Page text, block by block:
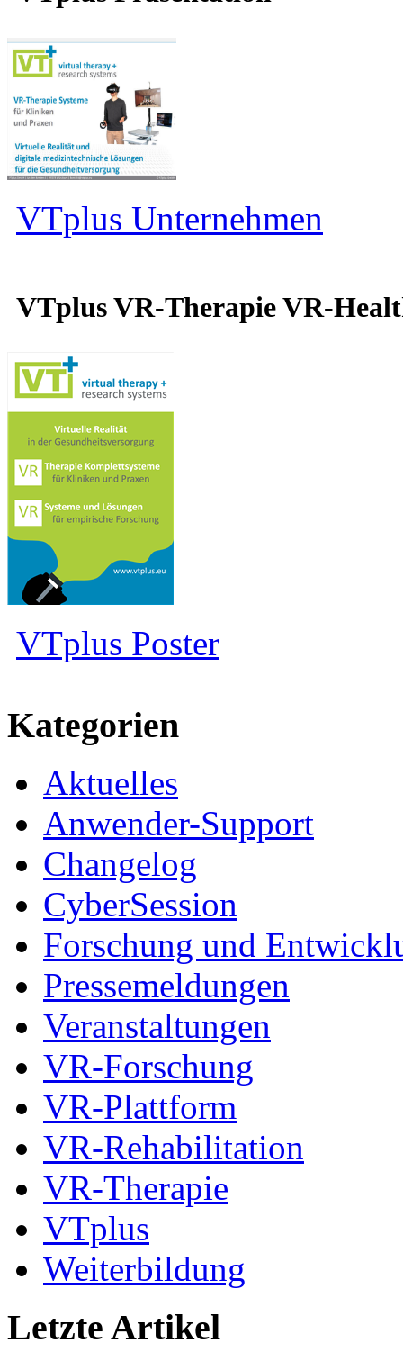
VTplus Unternehmen
VTplus VR-Therapie VR-
VTplus Poster
Kategorien
Aktuelles
Anwender-Support
Changelog
CyberSession
Forschung und
Pressemeldungen
Veranstaltungen
VR-Forschung
VR-Plattform
VR-Rehabilitation
VR-Therapie
VTplus
Weiterbildung
Letzte Artikel